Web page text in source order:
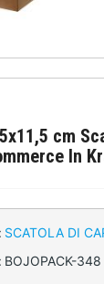
cm
In
: SCATOLA DI
: BOJOPACK-348